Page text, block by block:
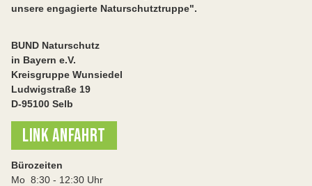
unsere engagierte Naturschutztruppe".
BUND Naturschutz
in Bayern e.V.
Kreisgruppe Wunsiedel
Ludwigstraße 19
D-95100 Selb
LINK ANFAHRT
Bürozeiten
Mo 8:30 - 12:30 Uhr